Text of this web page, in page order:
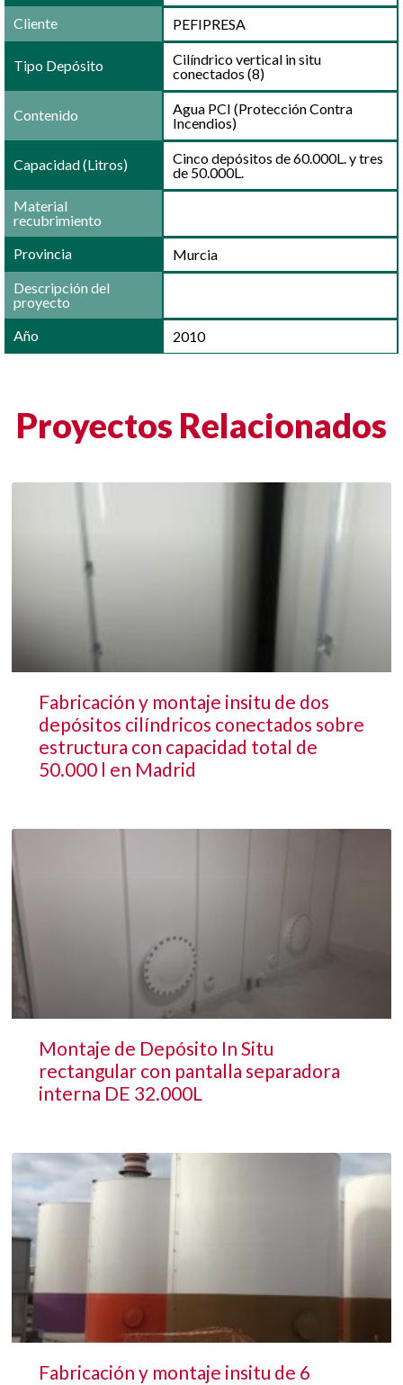
Cliente PEFIPRESA
Tipo Depósito
Cilíndrico vertical in situ
conectados (8)
Contenido
Agua PCI (Protección Contra
Incendios)
Capacidad (Litros)
Cinco depósitos de 60.000L. y tres
de 50.000L.
Material
recubrimiento
Provincia
Murcia
Descripción del
proyecto
Año
2010
Proyectos Relacionados
Fabricación y montaje insitu de dos
depósitos cilíndricos conectados sobre
estructura con capacidad total de
50.000 l en Madrid
Montaje de Depósito In Situ
rectangular con pantalla separadora
interna DE 32.000L
Fabricación y montaje insitu de 6